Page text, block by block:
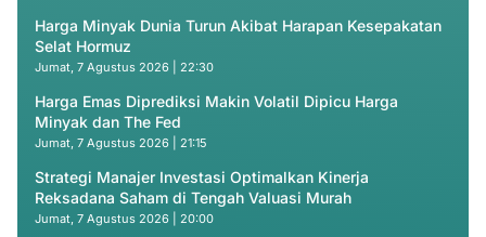
Harga Minyak Dunia Turun Akibat Harapan Kesepakatan
Selat Hormuz
Jumat, 7 Agustus 2026 | 22:30
Harga Emas Diprediksi Makin Volatil Dipicu Harga
Minyak dan The Fed
Jumat, 7 Agustus 2026 | 21:15
Strategi Manajer Investasi Optimalkan Kinerja
Reksadana Saham di Tengah Valuasi Murah
Jumat, 7 Agustus 2026 | 20:00